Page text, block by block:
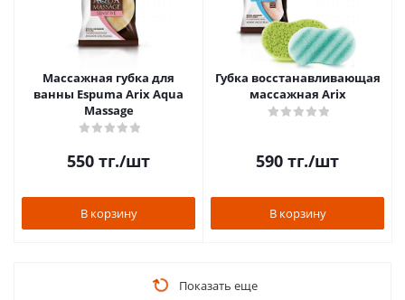
Массажная губка для
ванны Espuma Arix Aqua
Massage
550 тг./шт
В корзину
Губка восстанавливающая
массажная Arix
590 тг./шт
В корзину
Показать еще